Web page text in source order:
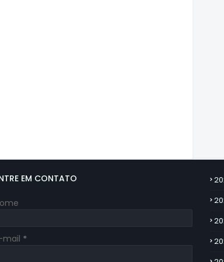
EM CONTATO
mail *